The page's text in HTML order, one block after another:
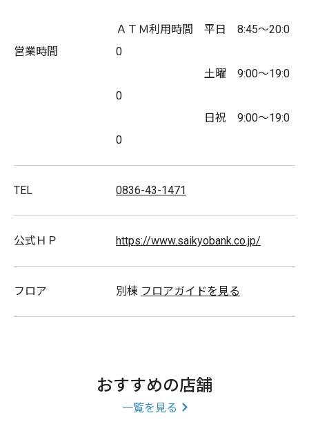
営業時間
ＡＴＭ利用時間 平日 8:45～20:0
0
土曜 9:00～19:0
0
日祝 9:00～19:0
0
TEL 0836-43-1471
公式ＨＰ https://www.saikyobank.co.jp/
フロア 別棟 フロアガイドを見る
おすすめの店舗
一覧を見る